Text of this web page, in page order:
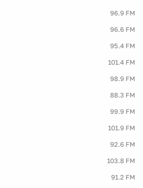
96.9 FM
96.6 FM
95.4 FM
101.4 FM
98.9 FM
88.3 FM
99.9 FM
101.9 FM
92.6 FM
103.8 FM
91.2 FM